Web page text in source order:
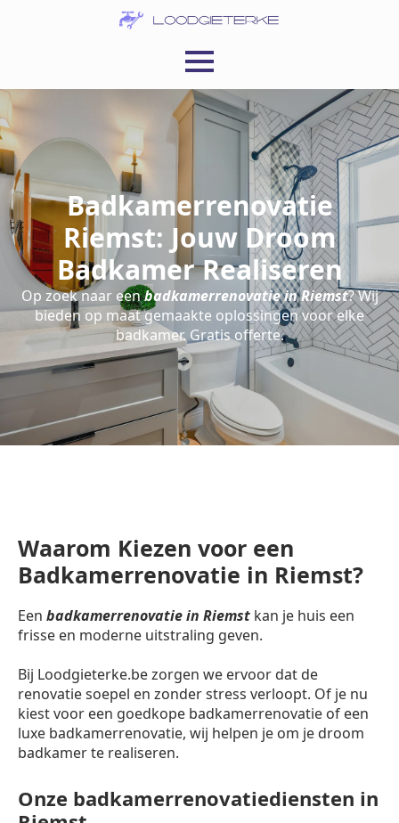
Badkamerrenovatie
Riemst: Jouw Droom
Badkamer Realiseren
Op zoek naar eenbadkamerrenovatie in Riemst? Wij
bieden op maat gemaakte oplossingen voor elke
badkamer. Gratis offerte.
Waarom Kiezen voor een
Badkamerrenovatie in Riemst?
Een badkamerrenovatie in Riemst kan je huis een
frisse en moderne uitstraling geven.
Bij Loodgieterke.be zorgen we ervoor dat de
renovatie soepel en zonder stress verloopt. Of je nu
kiest voor een goedkope badkamerrenovatie of een
luxe badkamerrenovatie, wij helpen je om je droom
badkamer te realiseren.
Onze badkamerrenovatiediensten in